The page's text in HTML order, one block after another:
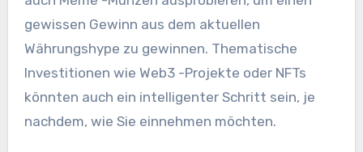
gewissen Gewinn aus dem aktuellen
Währungshype zu gewinnen. Thematische
Investitionen wie Web3 -Projekte oder NFTs
könnten auch ein intelligenter Schritt sein, je
nachdem, wie Sie einnehmen möchten.